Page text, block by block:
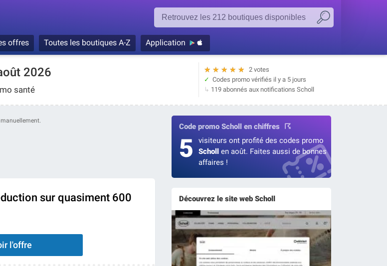
offres Toutes les boutiques A-Z Application
2026
santé
2 votes
★
★
★
★
★
Codes promo vérifiés il y a 5 jours
119 abonnés aux notifications Scholl
sur quasiment 600
l'offre
Code promo Scholl en chiffres
5
visiteurs ont profité des codes promo
Scholl en août. Faites aussi de bonnes
affaires !
Découvrez le site web Scholl